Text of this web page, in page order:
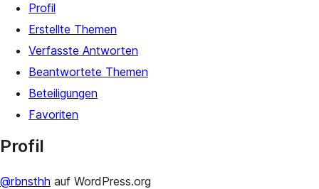
Profil
Erstellte Themen
Verfasste Antworten
Beantwortete Themen
Beteiligungen
Favoriten
Profil
@rbnsthh auf WordPress.org